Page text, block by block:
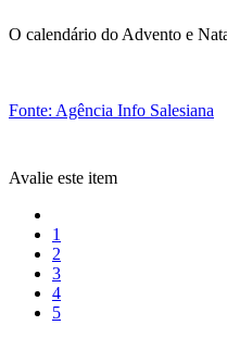
O calendário do Advento e
Fonte: Agência Info Salesiana
Avalie este item
1
2
3
4
5